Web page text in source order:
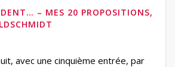
– MES 20 PROPOSITIONS,
avec une cinquième entrée, par